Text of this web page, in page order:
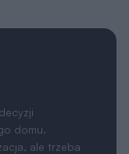
domu.
ale trzeba